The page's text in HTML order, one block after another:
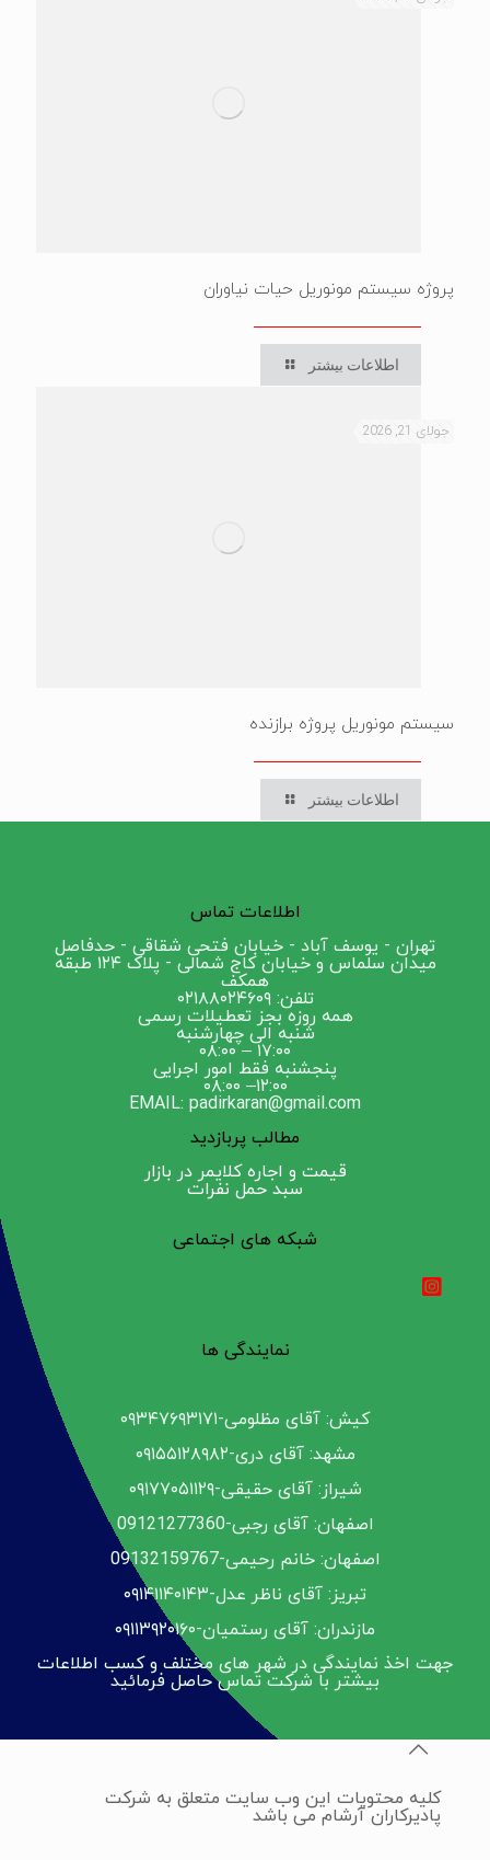
پروژه سیستم مونوریل حیات نیاوران
اطلاعات بیشتر
جولای 21, 2026
سیستم مونوریل پروژه برازنده
اطلاعات بیشتر
اطلاعات تماس
تهران - یوسف آباد - خیابان فتحی شقاقی - حدفاصل
میدان سلماس و خیابان کاج شمالی - پلاک ۱۲۴ طبقه
همکف
تلفن: ۰۲۱۸۸۰۲۴۶۰۹
همه روزه بجز تعطیلات رسمی
شنبه الی چهارشنبه
۱۷:۰۰ – ۰۸:۰۰
پنجشنبه فقط امور اجرایی
۱۲:۰۰– ۰۸:۰۰
EMAIL: padirkaran@gmail.com
مطالب پربازدید
قیمت و اجاره کلایمر در بازار
سبد حمل نفرات
شبکه های اجتماعی
نمایندگی ها
کیش: آقای مظلومی-۰۹۳۴۷۶۹۳۱۷۱
مشهد: آقای دری-۰۹۱۵۵۱۲۸۹۸۲
شیراز: آقای حقیقی-۰۹۱۷۷۰۵۱۱۲۹
اصفهان: آقای رجبی-09121277360
اصفهان: خانم رحیمی-09132159767
تبریز: آقای ناظر عدل-۰۹۱۴۱۱۴۰۱۴۳
مازندران: آقای رستمیان-۰۹۱۱۳۹۲۰۱۶۰
جهت اخذ نمایندگی در شهر های مختلف و کسب اطلاعات
بیشتر با شرکت تماس حاصل فرمائید
کلیه محتویات این وب سایت متعلق به شرکت
پادیرکاران آرشام می باشد